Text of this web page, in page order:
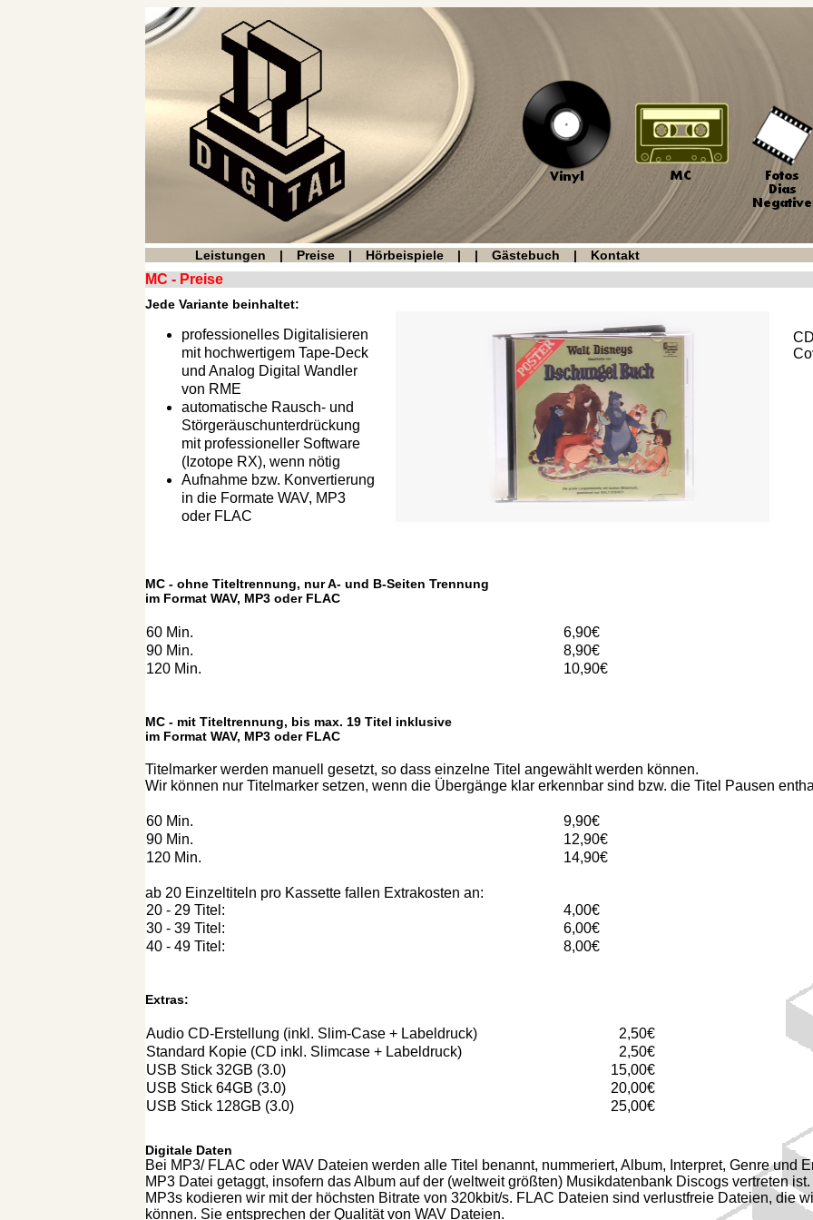
Leistungen | Preise | Hörbeispiele | | Gästebuch | Kontakt
MC - Preise
Jede Variante beinhaltet:
professionelles Digitalisieren
mit hochwertigem Tape-Deck
und Analog Digital Wandler
von RME
automatische Rausch- und
Störgeräuschunterdrückung
mit professioneller Software
(Izotope RX), wenn nötig
Aufnahme bzw. Konvertierung
in die Formate WAV, MP3
oder FLAC
MC - ohne Titeltrennung, nur A- und B-Seiten Trennung
im Format WAV, MP3 oder FLAC
60 Min.
6,90€
90 Min.
8,90€
120 Min.
10,90€
MC - mit Titeltrennung, bis max. 19 Titel inklusive
im Format WAV, MP3 oder FLAC
Titelmarker werden manuell gesetzt, so dass einzelne Titel angewählt werden können.
Wir können nur Titelmarker setzen, wenn die Übergänge klar erkennbar sind bzw. die Titel Pausen
60 Min.
9,90€
90 Min.
12,90€
120 Min.
14,90€
ab 20 Einzeltiteln pro Kassette fallen Extrakosten an:
20 - 29 Titel:
4,00€
30 - 39 Titel:
6,00€
40 - 49 Titel:
8,00€
Extras:
Audio CD-Erstellung (inkl. Slim-Case + Labeldruck)
2,50€
Standard Kopie (CD inkl. Slimcase + Labeldruck)
2,50€
USB Stick 32GB (3.0)
15,00€
USB Stick 64GB (3.0)
20,00€
USB Stick 128GB (3.0)
25,00€
Digitale Daten
Bei MP3/ FLAC oder WAV Dateien werden alle Titel benannt, nummeriert, Album, Interpret, Genre und
MP3 Datei getaggt, insofern das Album auf der (weltweit größten) Musikdatenbank Discogs vertreten ist.
MP3s kodieren wir mit der höchsten Bitrate von 320kbit/s. FLAC Dateien sind verlustfreie Dateien, die
können. Sie entsprechen der Qualität von WAV Dateien.